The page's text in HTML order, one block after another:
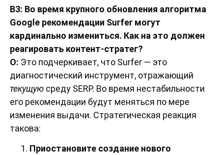
В3: Во время крупного обновления алгоритма
Google рекомендации Surfer могут
кардинально измениться. Как на это должен
реагировать контент-стратег?
О: Это подчеркивает, что Surfer — это
диагностический инструмент, отражающий
текущую среду SERP. Во время нестабильности
его рекомендации будут меняться по мере
изменения выдачи. Стратегическая реакция
такова:
Приостановите создание нового